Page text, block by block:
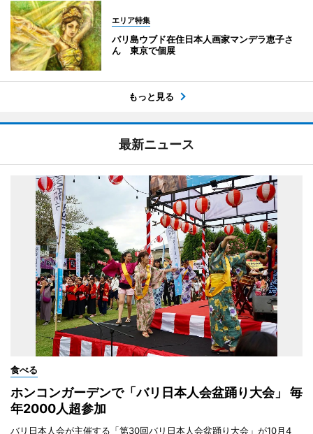
エリア特集
バリ島ウブド在住日本人画家マンデラ恵子さ
ん 東京で個展
もっと見る
最新ニュース
食べる
ホンコンガーデンで「バリ日本人会盆踊り大会」 毎
年2000人超参加
バリ日本人会が主催する「第30回バリ日本人会盆踊り大会」が10月4